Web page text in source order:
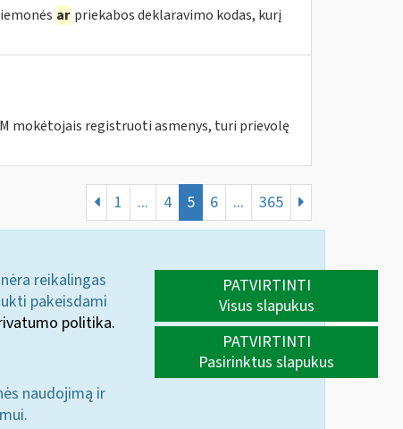
ar priekabos deklaravimo kodas, kurį
mokėtojais registruoti asmenys, turi prievolę
1 ... 4 5 6 ... 365
reikalingas
pakeisdami
politika.
naudojimą ir
PATVIRTINTI
Visus slapukus
PATVIRTINTI
Pasirinktus slapukus